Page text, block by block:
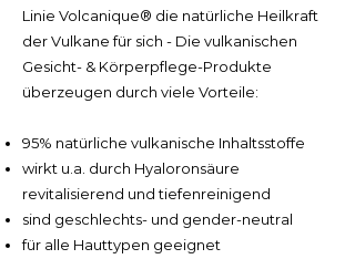
Linie Volcanique® die natürliche Heilkraft
der Vulkane für sich - Die vulkanischen
Gesicht- & Körperpflege-Produkte
überzeugen durch viele Vorteile:
95% natürliche vulkanische Inhaltsstoffe
wirkt u.a. durch Hyaloronsäure
revitalisierend und tiefenreinigend
sind geschlechts- und gender-neutral
für alle Hauttypen geeignet